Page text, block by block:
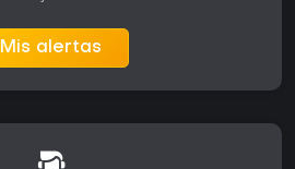
Mis alertas